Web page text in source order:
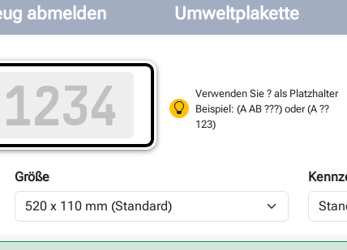
abmelden Umweltplakette
Verwenden Sie ? als Platzhalter
Beispiel: (A AB ???) oder (A ??
123)
Größe